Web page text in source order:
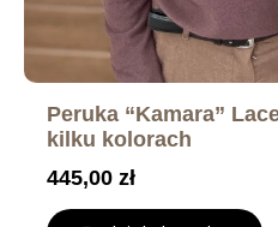
Peruka “Kamara”
kilku kolorach
445,00zł